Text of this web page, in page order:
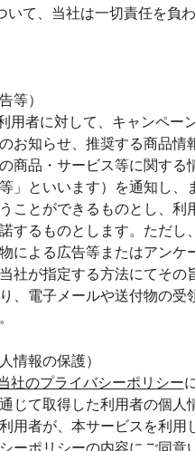
いて、当社は一切責任を負
等）
用者に対して、キャンペー
お知らせ、推奨する商品情
商品・サービス等に関する
」といいます）を通知し、
ことができるものとし、利
するものとします。ただし
による広告等またはアンケ
社が指定する方法にてその
、電子メールや送付物の受
情報の保護）
社のプライバシーポリシー
じて取得した利用者の個人
用者が、本サービスを利用
ーポリシーの内容にご同意